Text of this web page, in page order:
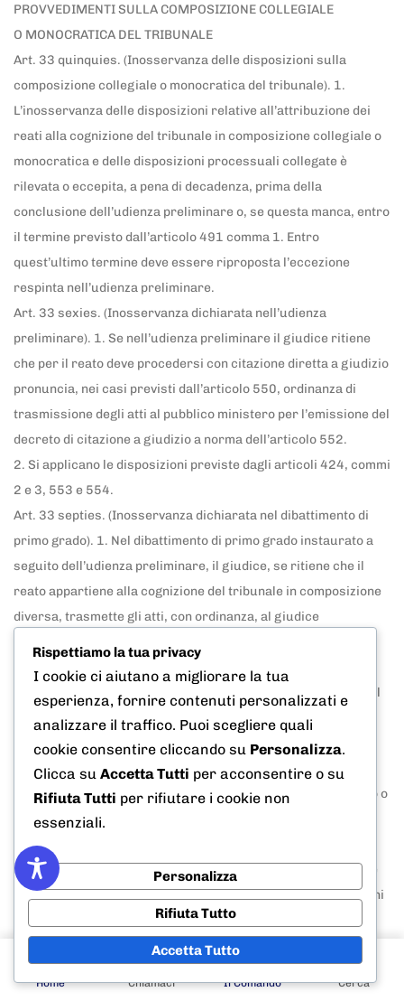
PROVVEDIMENTI SULLA COMPOSIZIONE COLLEGIALE
O MONOCRATICA DEL TRIBUNALE
Art. 33 quinquies. (Inosservanza delle disposizioni sulla
composizione collegiale o monocratica del tribunale). 1.
L’inosservanza delle disposizioni relative all’attribuzione dei
reati alla cognizione del tribunale in composizione collegiale o
monocratica e delle disposizioni processuali collegate è
rilevata o eccepita, a pena di decadenza, prima della
conclusione dell’udienza preliminare o, se questa manca, entro
il termine previsto dall’articolo 491 comma 1. Entro
quest’ultimo termine deve essere riproposta l’eccezione
respinta nell’udienza preliminare.
Art. 33 sexies. (Inosservanza dichiarata nell’udienza
preliminare). 1. Se nell’udienza preliminare il giudice ritiene
che per il reato deve procedersi con citazione diretta a giudizio
pronuncia, nei casi previsti dall’articolo 550, ordinanza di
trasmissione degli atti al pubblico ministero per l’emissione del
decreto di citazione a giudizio a norma dell’articolo 552.
2. Si applicano le disposizioni previste dagli articoli 424, commi
2 e 3, 553 e 554.
Art. 33 septies. (Inosservanza dichiarata nel dibattimento di
primo grado). 1. Nel dibattimento di primo grado instaurato a
seguito dell’udienza preliminare, il giudice, se ritiene che il
reato appartiene alla cognizione del tribunale in composizione
diversa, trasmette gli atti, con ordinanza, al giudice
2. Fuori dai casi previsti dal comma 1, se il giudice
monocratico ritiene che il reato appartiene alla cognizione del
collegio, dispone con ordinanza la trasmissione degli atti al
pubblico ministero.
3. Si applica la disposizione dell’articolo 420 ter, comma 4.
Art. 33 octies. (Inosservanza dichiarata dal giudice di appello o
dalla corte di cassazione). 1. Il giudice di appello o la corte di
cassazione pronuncia sentenza di annullamento e ordina la
trasmissione degli atti al pubblico ministero presso il giudice
di primo grado quando ritiene l’inosservanza delle disposizioni
sull’attribuzione dei reati alla cognizione del tribunale in
composizione collegiale o monocratica, purché la stessa sia
Home Chiamaci Il Comando Cerca
Rispettiamo la tua privacy
I cookie ci aiutano a migliorare la tua
esperienza, fornire contenuti personalizzati e
analizzare il traffico. Puoi scegliere quali
cookie consentire cliccando su Personalizza.
Clicca su Accetta Tutti per acconsentire o su
Rifiuta Tutti per rifiutare i cookie non
essenziali.
Personalizza
Rifiuta Tutto
Accetta Tutto